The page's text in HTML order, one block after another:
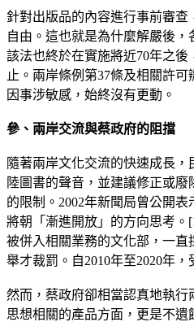
針對出版品的內容進行事前審
自由。這也就是為什麼解嚴後
該法也終於在實施將近70年之後
止。兩岸條例第37條及相關許
因事涉敏感，始終沒有更動。
參、兩岸交流與蔡政府的阻擋
隨著兩岸文化交流的快速成長
陸圖書的聲音，並建議修正或
的限制。2002年新聞局曾公開表
將朝「漸進開放」的方向思考。
被併入相關業務的文化部，一
舉才裁罰。自2010年至2020年
然而，蔡政府卻相當認真地執
思想相關的產品方面，更是不遺